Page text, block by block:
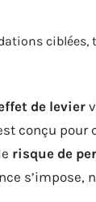
de levier
conçu
risque de